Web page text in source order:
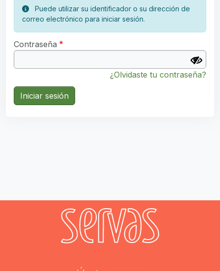
Puede utilizar su identificador o su dirección de
correo electrónico para iniciar sesión.
Contraseña
¿Olvidaste tu contraseña?
Iniciar sesión